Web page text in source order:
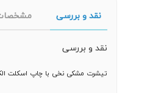
نقد و بررسی
نقد و بررسی
تیشرت مشکی نخی با چاپ اسکلت